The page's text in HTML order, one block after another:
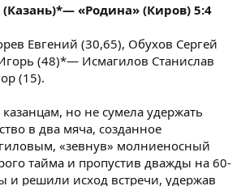
«Родина» (Киров) 5:4
Евгений (30,65), Обухов Сергей
(48)*— Исмагилов Станислав
(15).
но не сумела удержать
в два мяча, созданное
«зевнув» молниеносный
тайма и пропустив дважды на 60-
и решили исход встречи, удержав